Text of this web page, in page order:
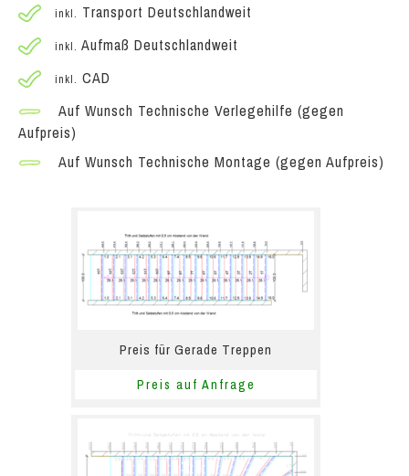
inkl. Transport Deutschlandweit
inkl. Aufmaß Deutschlandweit
inkl. CAD
Auf Wunsch Technische Verlegehilfe (gegen
Aufpreis)
Auf Wunsch Technische Montage (gegen Aufpreis)
Preis für Gerade Treppen
Preis auf Anfrage